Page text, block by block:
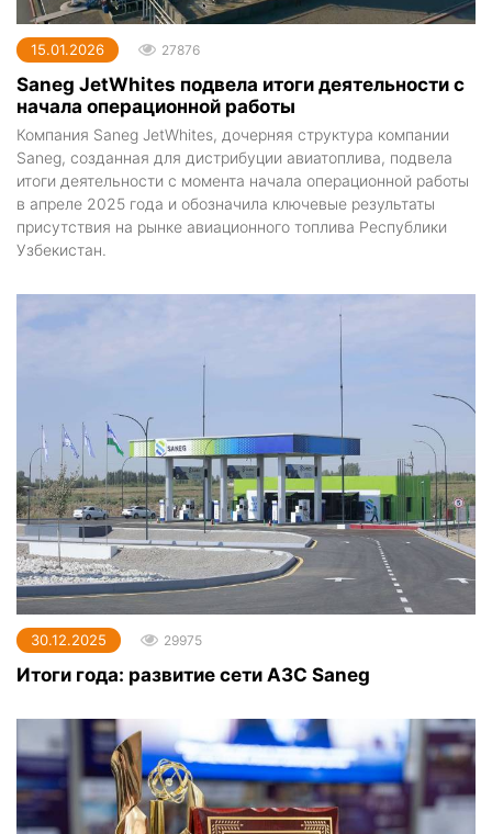
15.01.2026 27876
Saneg JetWhites подвела итоги деятельности с
начала операционной работы
Компания Saneg JetWhites, дочерняя структура компании
Saneg, созданная для дистрибуции авиатоплива, подвела
итоги деятельности с момента начала операционной работы
в апреле 2025 года и обозначила ключевые результаты
присутствия на рынке авиационного топлива Республики
Узбекистан.
30.12.2025 29975
Итоги года: развитие сети АЗС Saneg